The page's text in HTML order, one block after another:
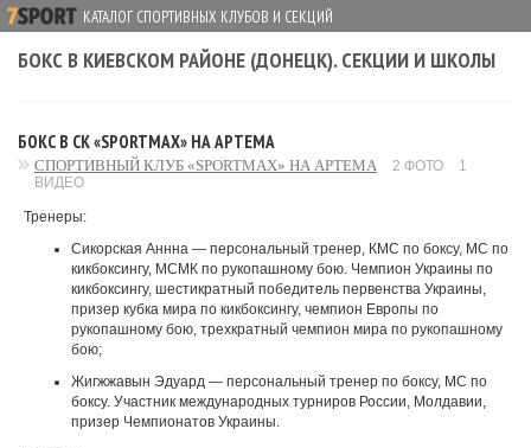
КАТАЛОГ СПОРТИВНЫХ КЛУБОВ И СЕКЦИЙ
БОКС В КИЕВСКОМ РАЙОНЕ (ДОНЕЦК). СЕКЦИИ И ШКОЛЫ
БОКС В СК «SPORTMAX» НА АРТЕМА
СПОРТИВНЫЙ КЛУБ «SPORTMAX» НА АРТЕМА 2 ФОТО
1
ВИДЕО
Тренеры:
Сикорская Аннна — персональный тренер, КМС по боксу, МС по
кикбоксингу, МСМК по рукопашному бою. Чемпион Украины по
кикбоксингу, шестикратный победитель первенства Украины,
призер кубка мира по кикбоксингу, чемпион Европы по
рукопашному бою, трехкратный чемпион мира по рукопашному
бою;
Жигжжавын Эдуард — персональный тренер по боксу, МС по
боксу. Участник международных турниров России, Молдавии,
призер Чемпионатов Украины.